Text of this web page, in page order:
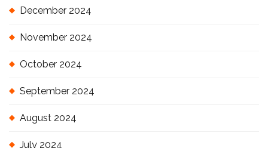
December 2024
November 2024
October 2024
September 2024
August 2024
July 2024